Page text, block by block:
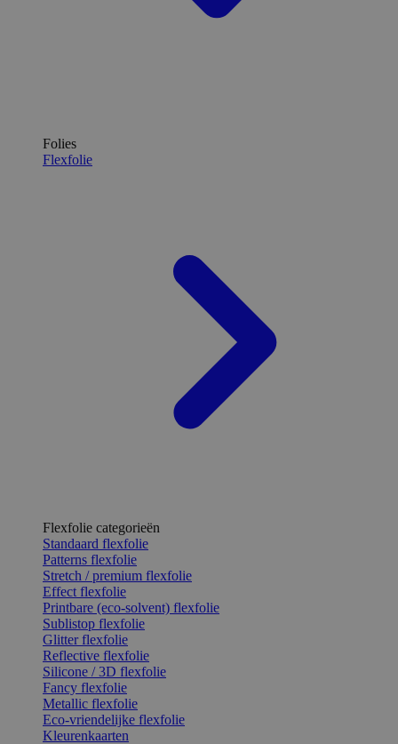
Folies
Flexfolie
Flexfolie categorieën
Standaard flexfolie
Patterns flexfolie
Stretch / premium flexfolie
Effect flexfolie
Printbare (eco-solvent) flexfolie
Sublistop flexfolie
Glitter flexfolie
Reflective flexfolie
Silicone / 3D flexfolie
Fancy flexfolie
Metallic flexfolie
Eco-vriendelijke flexfolie
Kleurenkaarten